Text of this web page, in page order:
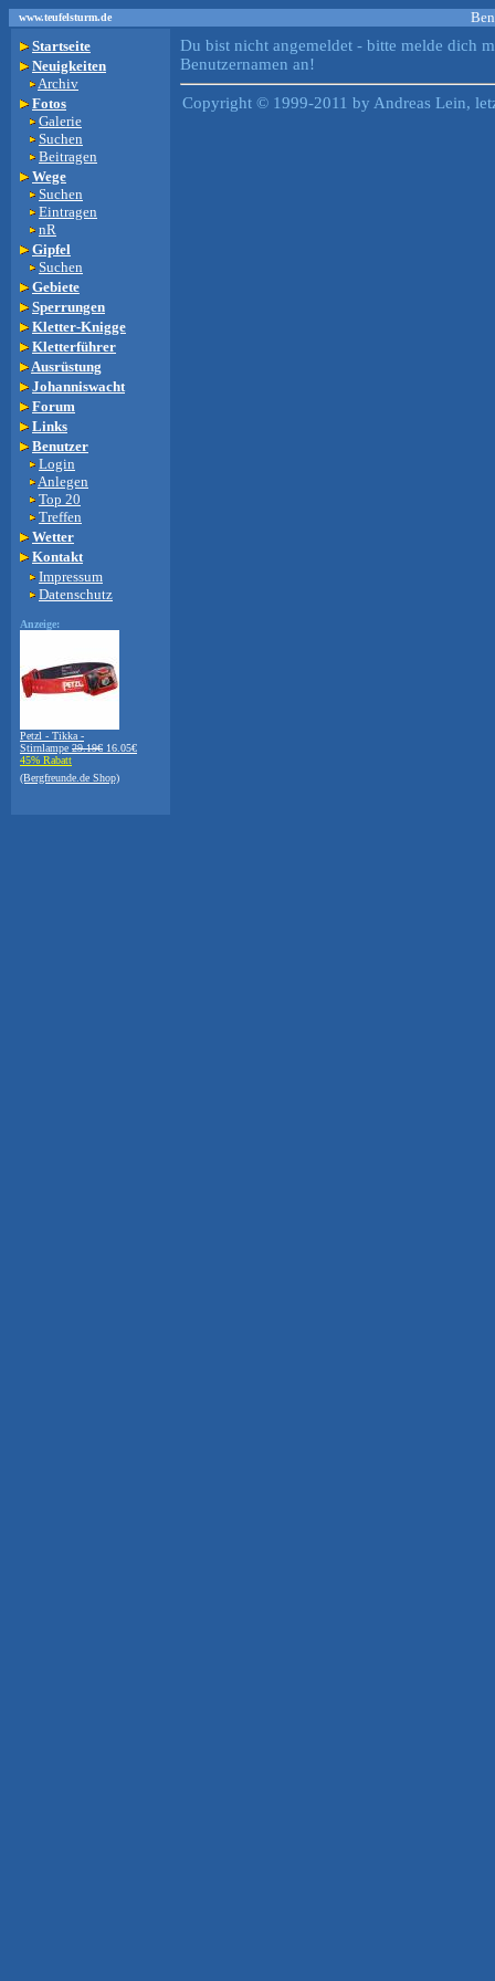
www.teufelsturm.de
Startseite
Neuigkeiten
Archiv
Fotos
Galerie
Suchen
Beitragen
Wege
Suchen
Eintragen
nR
Gipfel
Suchen
Gebiete
Sperrungen
Kletter-Knigge
Kletterführer
Ausrüstung
Johanniswacht
Forum
Links
Benutzer
Login
Anlegen
Top 20
Treffen
Wetter
Kontakt
Impressum
Datenschutz
Anzeige:
Petzl - Tikka -
Stirnlampe 29.19€ 16.05€
45% Rabatt
(Bergfreunde.de Shop)
Du bist nicht angemeldet - bitte melde dich
Benutzernamen an!
Copyright © 1999-2011 by Andreas Lein,